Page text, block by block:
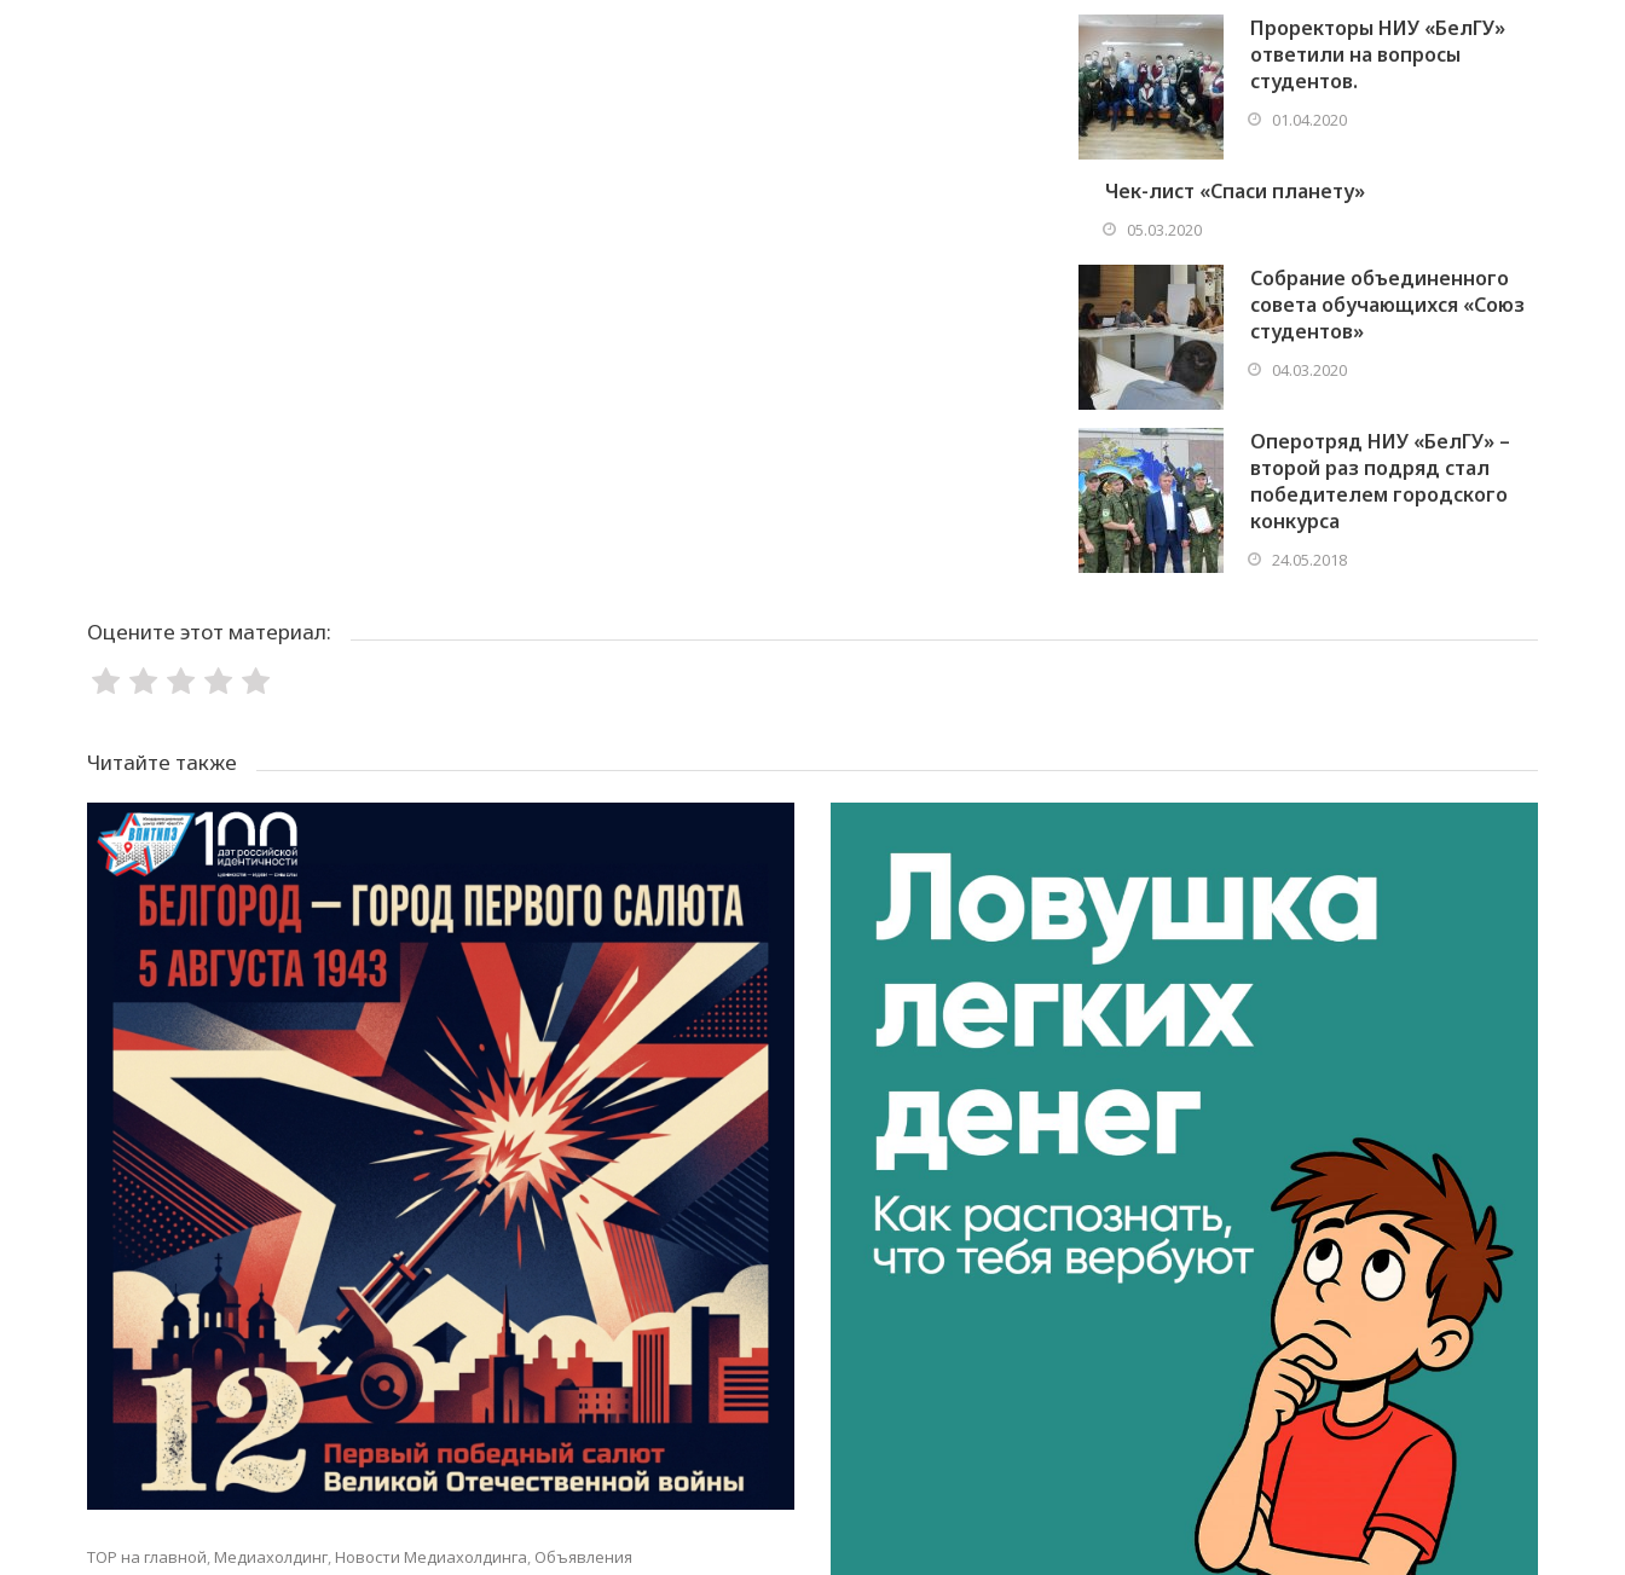
Проректоры НИУ «БелГУ»
ответили на вопросы
студентов.
01.04.2020
Чек-лист «Спаси планету»
05.03.2020
Собрание объединенного
совета обучающихся «Союз
студентов»
04.03.2020
Оперотряд НИУ «БелГУ» –
второй раз подряд стал
победителем городского
конкурса
24.05.2018
Оцените этот материал:
Читайте также
TOP на главной, Медиахолдинг, Новости Медиахолдинга, Объявления